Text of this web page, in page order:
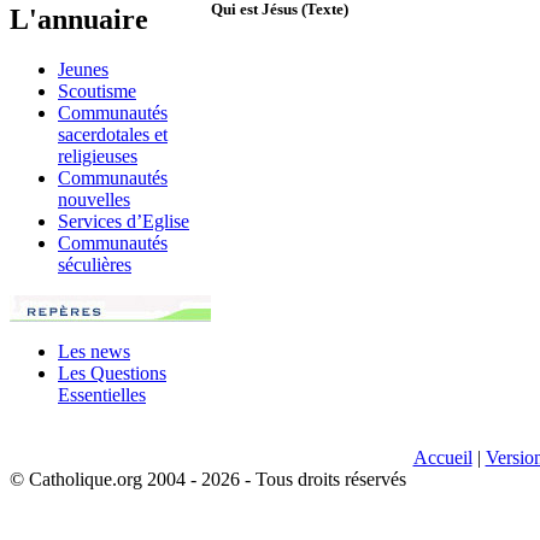
L'annuaire
Jeunes
Scoutisme
Communautés
sacerdotales et
religieuses
Communautés
nouvelles
Services d’Eglise
Communautés
séculières
Les news
Les Questions
Essentielles
Qui est Jésus (Texte)
Accueil |
© Catholique.org 2004 - 2026 - Tous droits réservés